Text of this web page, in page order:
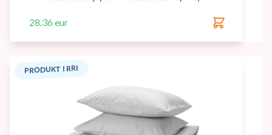
28.36 eur
PRODUKT I RRI